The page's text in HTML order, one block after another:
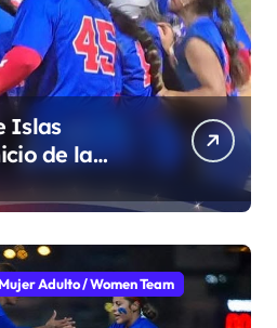
Islas
de la
Adulto / Women Team